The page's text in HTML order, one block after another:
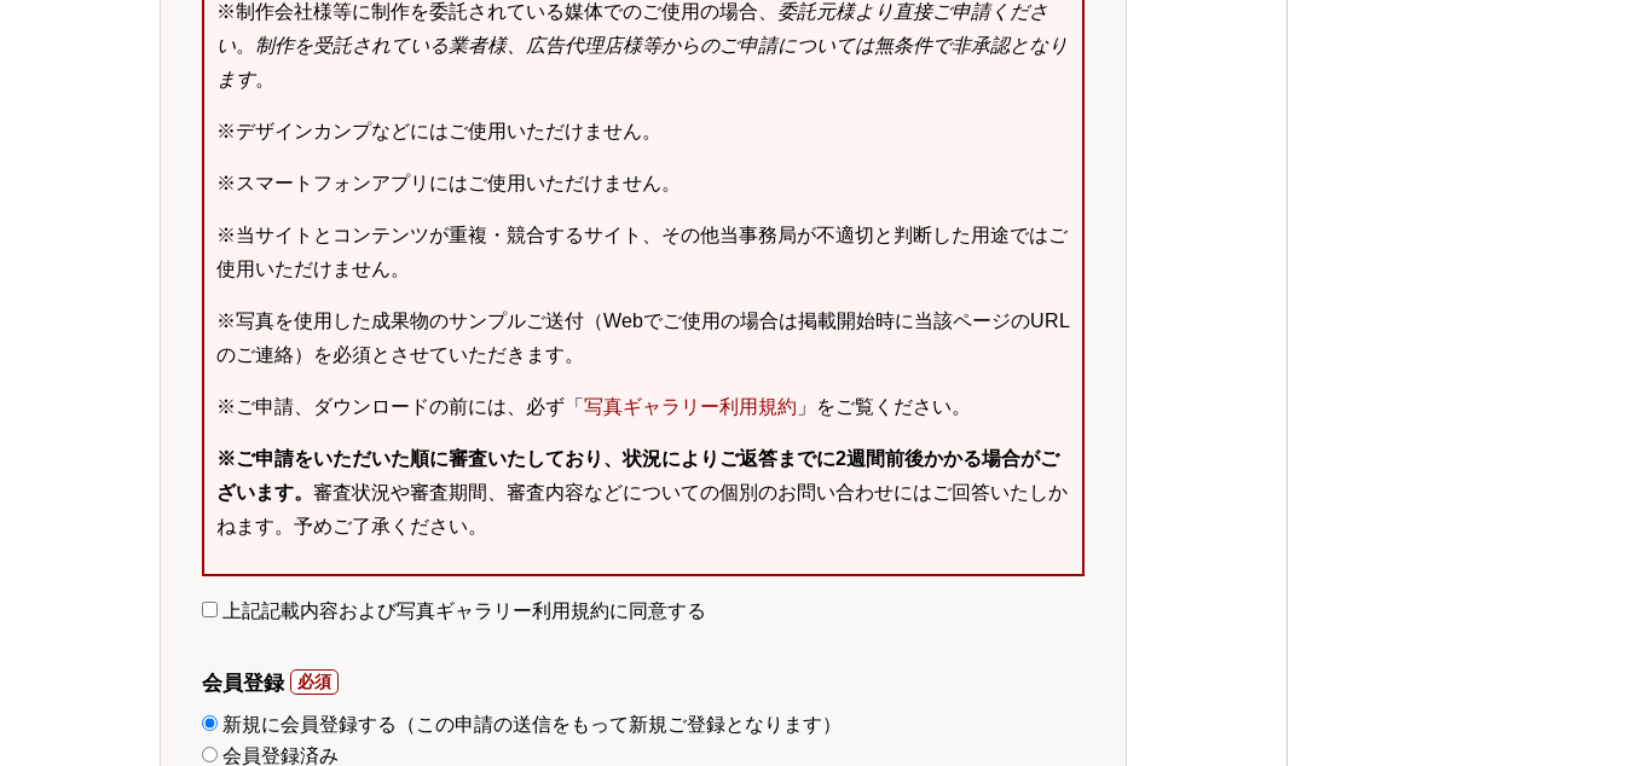
※制作会社様等に制作を委託されている媒体でのご使用の場合、 委託元様より直接ご申請くださ
い。 制作を受託されている業者様、広告代理店様等からのご申請については無条件で非承認となり
ます。
※デザインカンプなどにはご使用いただけません。
※スマートフォンアプリにはご使用いただけません。
※当サイトとコンテンツが重複・競合するサイト、その他当事務局が不適切と判断した用途ではご
使用いただけません。
※写真を使用した成果物のサンプルご送付（Webでご使用の場合は掲載開始時に当該ページのURL
のご連絡）を必須とさせていただきます。
※ご申請、ダウンロードの前には、必ず「 写真ギャラリー利用規約 」をご覧ください。
※ご申請をいただいた順に審査いたしており、状況によりご返答までに2週間前後かかる場合がご
ざいます。 審査状況や審査期間、審査内容などについての個別のお問い合わせにはご回答いたしか
ねます。予めご了承ください。
上記記載内容および写真ギャラリー利用規約に同意する
会員登録
新規に会員登録する（この申請の送信をもって新規ご登録となります）
会員登録済み